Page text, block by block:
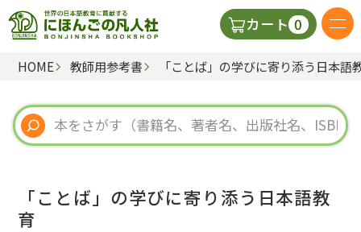
カート 0
日本語の教科書
視聴覚・補助教材
教師用参考書
HOME 教師用参考書 「ことば」の学びに寄り添う日本語
「ことば」の学びに寄り添う日本語教
育